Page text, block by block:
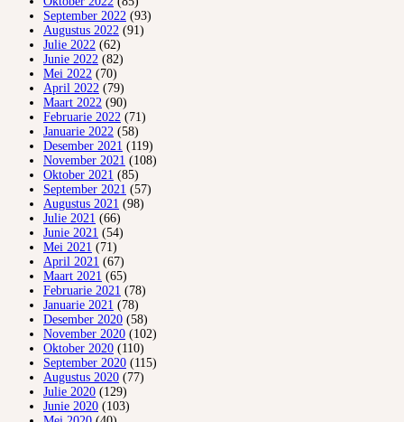
September 2022 (93)
Augustus 2022 (91)
Julie 2022 (62)
Junie 2022 (82)
Mei 2022 (70)
April 2022 (79)
Maart 2022 (90)
Februarie 2022 (71)
Januarie 2022 (58)
Desember 2021 (119)
November 2021 (108)
Oktober 2021 (85)
September 2021 (57)
Augustus 2021 (98)
Julie 2021 (66)
Junie 2021 (54)
Mei 2021 (71)
April 2021 (67)
Maart 2021 (65)
Februarie 2021 (78)
Januarie 2021 (78)
Desember 2020 (58)
November 2020 (102)
Oktober 2020 (110)
September 2020 (115)
Augustus 2020 (77)
Julie 2020 (129)
Junie 2020 (103)